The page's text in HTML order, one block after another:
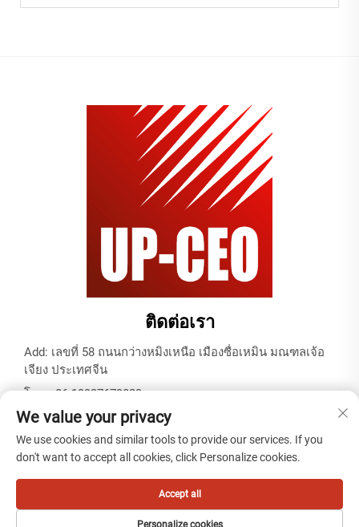
ติดต่อเรา
Add: เลขที่ 58 ถนนกว่างหมิงเหนือ เมืองซื่อเหมิน มณฑลเจ้อ
เจียง ประเทศจีน
โทร:+86-19937679823
อีเมล:[email protected]
นโยบายความเป็นส่วนตัว
We value your privacy
We use cookies and similar tools to provide our services. If you
don't want to accept all cookies, click Personalize cookies.
Personalize cookies
Accept all